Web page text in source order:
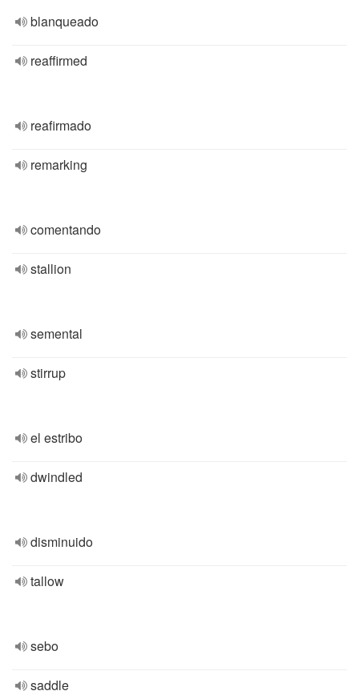
blanqueado
reaffirmed
reafirmado
remarking
comentando
stallion
semental
stirrup
el estribo
dwindled
disminuido
tallow
sebo
saddle